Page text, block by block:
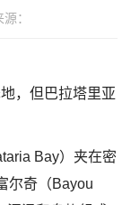
源：
，但巴拉塔里亚
Bay）夹在密
尔奇（Bayou